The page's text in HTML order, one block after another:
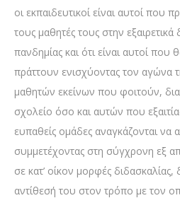
οι εκπαιδευτικοί είναι αυτοί που
τους μαθητές τους στην
πανδημίας και ότι είναι αυτοί
πράττουν ενισχύοντας τον αγώνα
μαθητών εκείνων που φοιτούν,
σχολείο όσο και αυτών που
ευπαθείς ομάδες αναγκάζονται να
συμμετέχοντας στη σύγχρονη εξ
σε κατ’ οίκον μορφές
αντίθεσή του στον τρόπο με τον